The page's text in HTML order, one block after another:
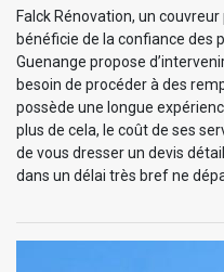
Falck Rénovation, un
bénéficie de la confiance des
Guenange propose
besoin de procéder à des
possède une longue
plus de cela, le coût de ses
de vous dresser un devis
dans un délai très bref ne